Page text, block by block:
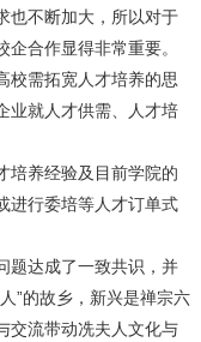
也不断加大，所以对于
合作显得非常重要。
需拓宽人才培养的思
业就人才供需、人才培
养经验及目前学院的
进行委培等人才订单式
达成了一致共识，并
”的故乡，新兴是禅宗六
交流带动冼夫人文化与